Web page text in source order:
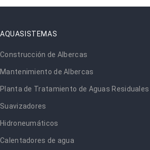
AQUASISTEMAS
Construcción de Albercas
Mantenimiento de Albercas
Planta de Tratamiento de Aguas Residuales
Suavizadores
Hidroneumáticos
Calentadores de agua